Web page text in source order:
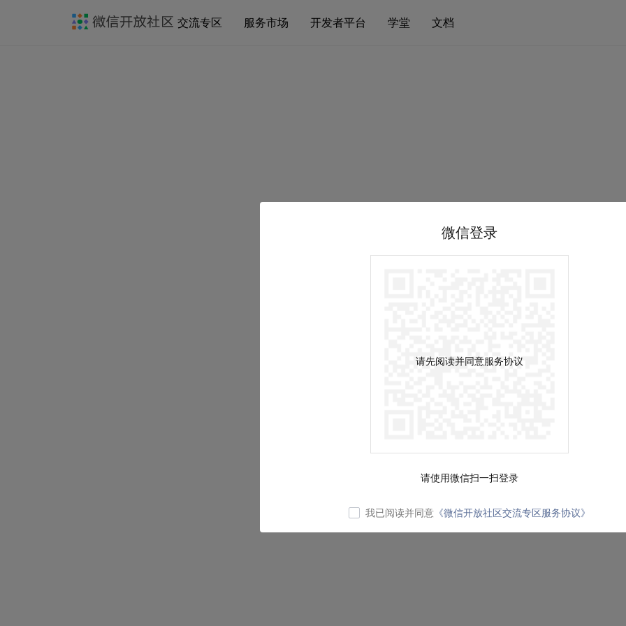
交流专区 服务市场 开发者平台 学堂 文档
微信登录
请先阅读并同意服务协议
请使用微信扫一扫登录
我已阅读并同意 《微信开放社区交流专区服务协议》